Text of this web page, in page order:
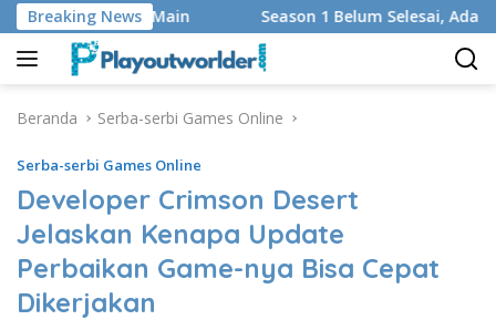
Langsung
ke
konten
Breaking News
Regu yang Main Season 1 Belum Selesai, Adaptasi
Beranda Serba-serbi Games Online
Serba-serbi Games Online
Developer Crimson Desert
Jelaskan Kenapa Update
Perbaikan Game-nya Bisa Cepat
Dikerjakan